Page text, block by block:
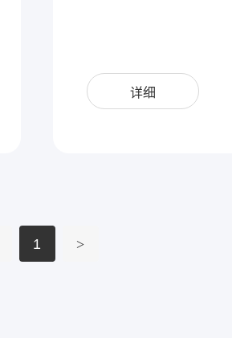
详细
1 >